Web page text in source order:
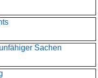
Sachen